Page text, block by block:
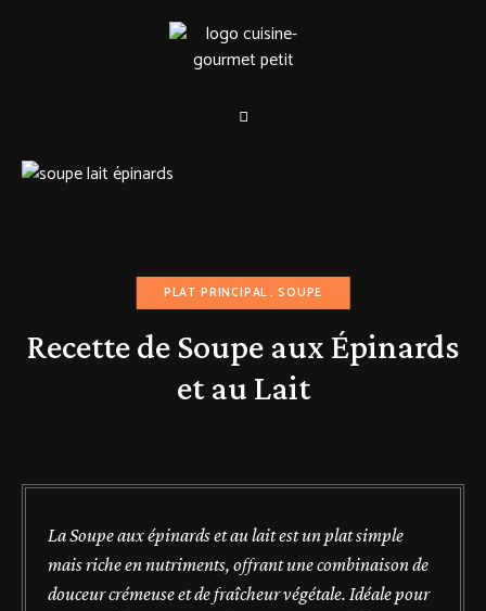
PLAT PRINCIPAL SOUPE
Recette de Soupe aux Épinards
et au Lait
La Soupe aux épinards et au lait est un plat simple
mais riche en nutriments, offrant une combinaison de
douceur crémeuse et de fraîcheur végétale. Idéale pour